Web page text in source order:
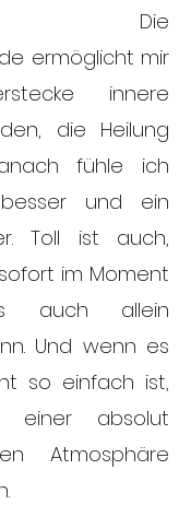
Die
ermöglicht mir
innere
die Heilung
fühle ich
besser und ein
Toll ist auch,
im Moment
auch allein
Und wenn es
so einfach ist,
absolut
Atmosphäre